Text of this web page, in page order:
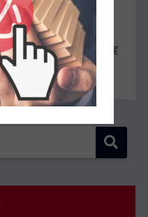
11組一覧【夫婦対決が実
】